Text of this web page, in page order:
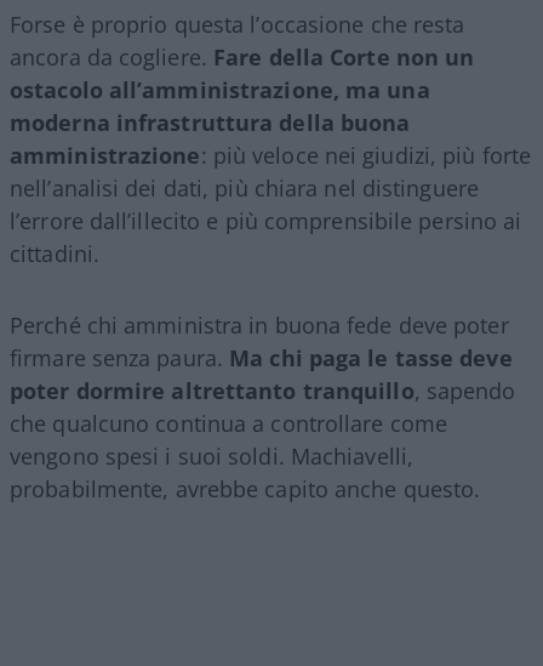
Forse è proprio questa l’occasione che resta
ancora da cogliere. Fare della Corte non un
ostacolo all’amministrazione, ma una
moderna infrastruttura della buona
amministrazione: più veloce nei giudizi, più forte
nell’analisi dei dati, più chiara nel distinguere
l’errore dall’illecito e più comprensibile persino ai
cittadini.
Perché chi amministra in buona fede deve poter
firmare senza paura. Ma chi paga le tasse deve
poter dormire altrettanto tranquillo, sapendo
che qualcuno continua a controllare come
vengono spesi i suoi soldi. Machiavelli,
probabilmente, avrebbe capito anche questo.